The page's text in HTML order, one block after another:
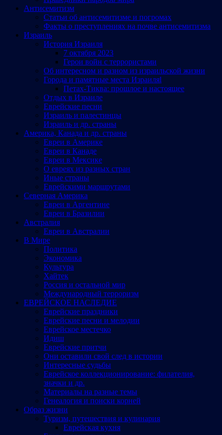
Антисемитизм
Статьи об антисемитизме и погромах
Факты о преступлениях на почве антисемитизма
Израиль
История Израиля
7 октября 2023
Герои войн с террористами
Об интересном и разном из израильской жизни
Города и памятные места Израиляl
Петах-Тиква: прошлое и настоящее
Отдых в Израиле
Еврейские песни
Израиль и палестинцы
Израиль и др. страны
Америка, Канада и др. страны
Евреи в Америке
Евреи в Канаде
Евреи в Мексике
О евреях из разных стран
Иные страны
Еврейскими маршрутами
Северная Америка
Евреи в Аргентине
Евреи в Бразилии
Австралия
Евреи в Австралии
В Мире
Политика
Экономика
Культура
Хайтек
Россия и остальной мир
Международный терроризм
ЕВРЕЙСКОЕ НАСЛЕДИЕ
Еврейские праздники
Еврейские песни и мелодии
Еврейское местечко
Идиш
Еврейские притчи
Они оставили свой след в истории
Интересные судьбы
Еврейское коллекционирование: филателия,
значки и др.
Материалы на разные темы
Генеалогия и поиски корней
Образ жизни
Туризм, путешествия и кулинария
Еврейская кухня